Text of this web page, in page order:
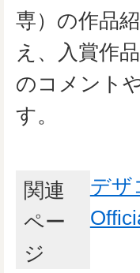
専）の作品
え、入賞作
のコメント
す。
関連
ペー
ジ
デザ